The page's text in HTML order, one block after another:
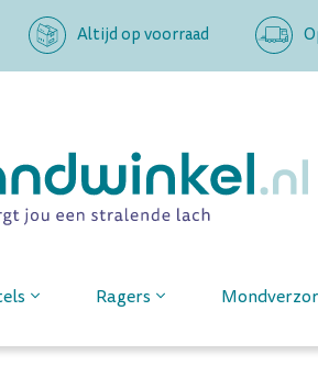
Altijd op voorraad
Ragers